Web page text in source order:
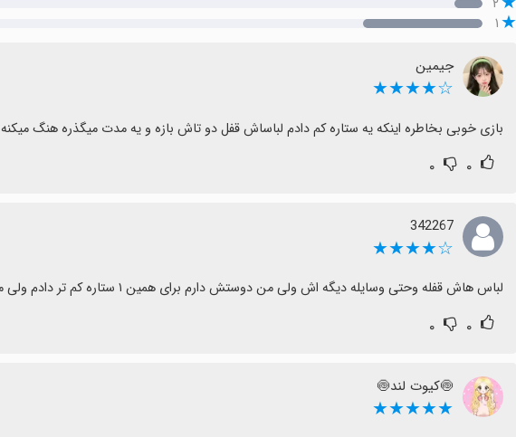
۱
جیمین
☆★★★★
بازی خوبی بخاطره اینکه یه ستاره کم دادم لباساش قفل دو تاش بازه و یه مدت میگذره هنگ میکنه
۰ ۰
342267
☆★★★★
لباس هاش قفله وحتی وسایله دیگه اش ولی من دوستش دارم برای همین ۱ ستاره کم تر دادم ولی ممنون از سازندش🌹🌹🌹🌹
۰ ۰
🍥کیوت لند🍥
★★★★★